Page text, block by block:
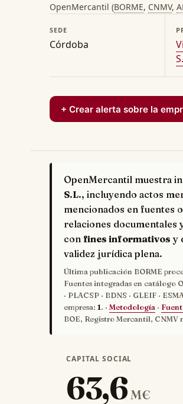
OpenMercantil (BORME, CNMV,
SEDE
Córdoba
+ Crear alerta sobre la
OpenMercantil muestra
S.L., incluyendo actos
mencionados en fuentes
relaciones documentales
con fines informativos y
validez jurídica plena.
Última publicación BORME
Fuentes integradas en catálogo
· PLACSP · BDNS · GLEIF ·
empresa: 1. · Metodología ·
BOE, Registro Mercantil,
CAPITAL SOCIAL
63,6M€